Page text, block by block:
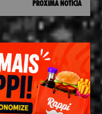
PRÓXIMA NOTÍCIA